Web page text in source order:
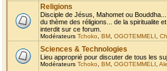
Religions
Disciple de Jésus, Mahomet ou
du thème des réligions... de la spiritualite
interdit sur ce forum.
Modérateurs Tchoko BM OGOTEMMELI
Sciences & Technologies
Lieu approprié pour discuter de tous les
Modérateurs Tchoko BM OGOTEMMELI